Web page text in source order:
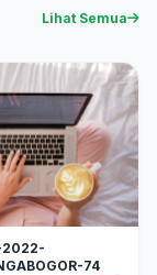
Lihat Semua
2022-
74